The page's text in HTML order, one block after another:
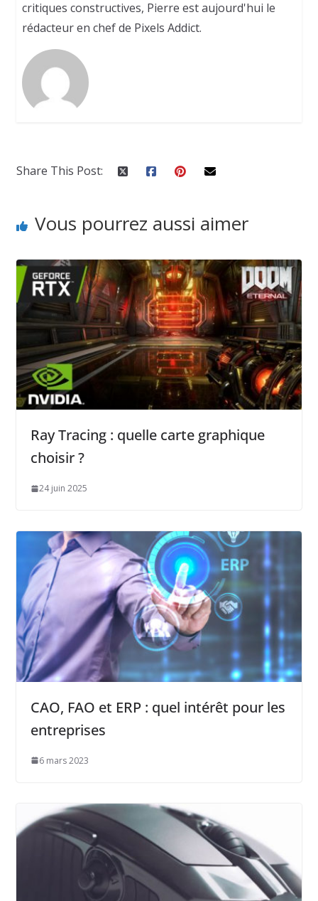
critiques constructives, Pierre est aujourd'hui le
rédacteur en chef de Pixels Addict.
Share This Post:
Vous pourrez aussi aimer
Ray Tracing : quelle carte graphique
choisir ?
24 juin 2025
CAO, FAO et ERP : quel intérêt pour les
entreprises
6 mars 2023